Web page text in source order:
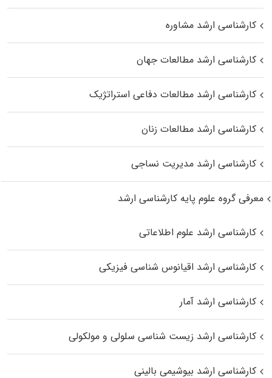
کارشناسی ارشد مشاوره
کارشناسی ارشد مطالعات جهان
کارشناسی ارشد مطالعات دفاعی استراتژیک
کارشناسی ارشد مطالعات زنان
کارشناسی ارشد مدیریت نساجی
معرفی گروه علوم پایه کارشناسی ارشد
کارشناسی ارشد علوم اطلاعاتی
کارشناسی ارشد اقیانوس‌ شناسی فیزیکی
کارشناسی ارشد آمار
کارشناسی ارشد زیست شناسی سلولی و مولکولی
کارشناسی ارشد بیوشیمی بالینی